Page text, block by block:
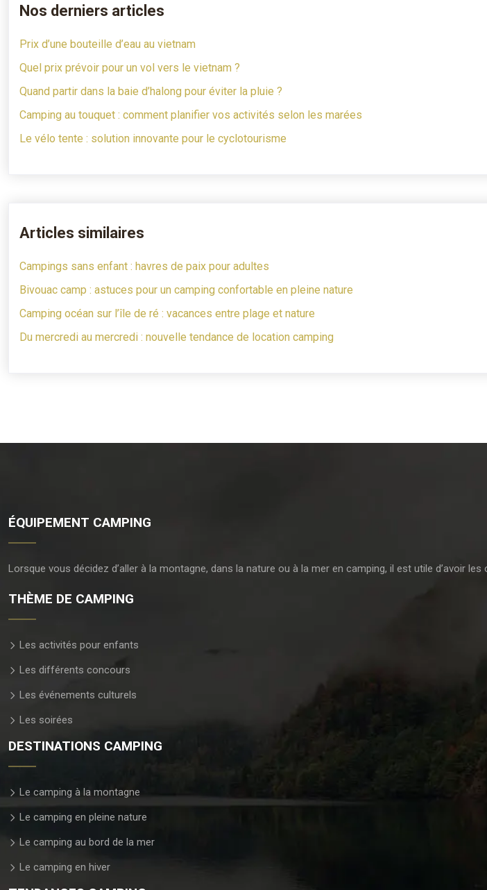
Nos derniers articles
Prix d’une bouteille d’eau au vietnam
Quel prix prévoir pour un vol vers le vietnam ?
Quand partir dans la baie d’halong pour éviter la pluie ?
Camping au touquet : comment planifier vos activités selon les marées
Le vélo tente : solution innovante pour le cyclotourisme
Articles similaires
Campings sans enfant : havres de paix pour adultes
Bivouac camp : astuces pour un camping confortable en pleine nature
Camping océan sur l’île de ré : vacances entre plage et nature
Du mercredi au mercredi : nouvelle tendance de location camping
ÉQUIPEMENT CAMPING
Lorsque vous décidez d’aller à la montagne, dans la nature ou à la mer en camping, il est utile d’avoir
THÈME DE CAMPING
Les activités pour enfants
Les différents concours
Les événements culturels
Les soirées
DESTINATIONS CAMPING
Le camping à la montagne
Le camping en pleine nature
Le camping au bord de la mer
Le camping en hiver